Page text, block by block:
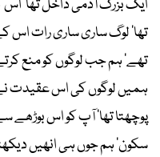
ایک بزرگ آدمی داخل تھا‘ اس
تھا‘ لوگ ساری ساری رات
تھے‘ ہم جب لوگوں کو منع
ہمیں لوگوں کی اس عقیدت
پوچھتا تھا‘ آپ کو اس بوڑھے
سکون‘ ہم جوں ہی انھیں